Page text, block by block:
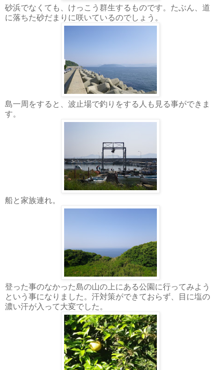
砂浜でなくても、けっこう群生するものです。たぶん、道
に落ちた砂だまりに咲いているのでしょう。
島一周をすると、波止場で釣りをする人も見る事ができま
す。
船と家族連れ。
登った事のなかった島の山の上にある公園に行ってみよう
という事になりました。汗対策ができておらず、目に塩の
濃い汗が入って大変でした。